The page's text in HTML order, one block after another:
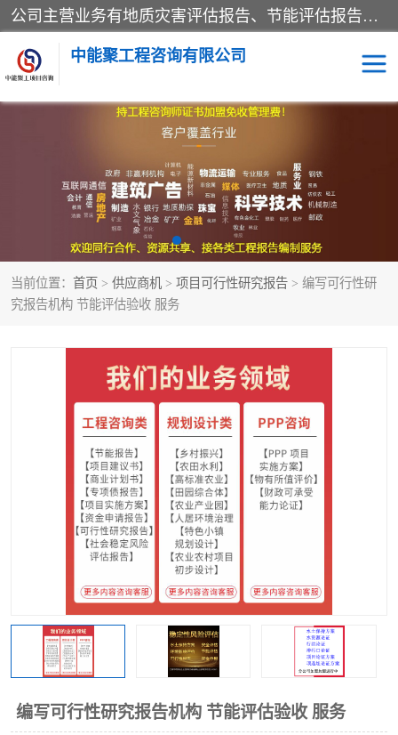
公司主营业务有地质灾害评估报告、节能评估报告、水土保持验收、水资源论证、土地复垦报告、项目可行性研究报告等。是经国家工商总局批准，在法律、法规、决定规定禁止的不得经营；法律、法规、决定规定应当许可（审批）的，经审批机关批准后凭许可（审批）文件经营;法律、法规，市场主体自主选择经营。
中能聚工程咨询有限公司
当前位置： 首页 > 供应商机 > 项目可行性研究报告 > 编写可行性研
究报告机构 节能评估验收 服务
编写可行性研究报告机构 节能评估验收 服务
水资源论证报告 土地复垦报告
地质灾害评估报告 工程项目验收报告
节能评估报告